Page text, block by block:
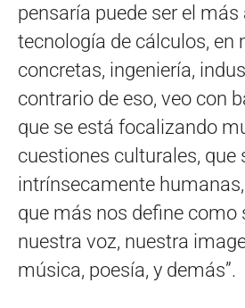
pensaría puede ser el más
tecnología de cálculos, en
concretas, ingeniería,
contrario de eso, veo con
que se está focalizando
cuestiones culturales, que
intrínsecamente
que más nos define como
nuestra voz, nuestra
música, poesía, y demás”.